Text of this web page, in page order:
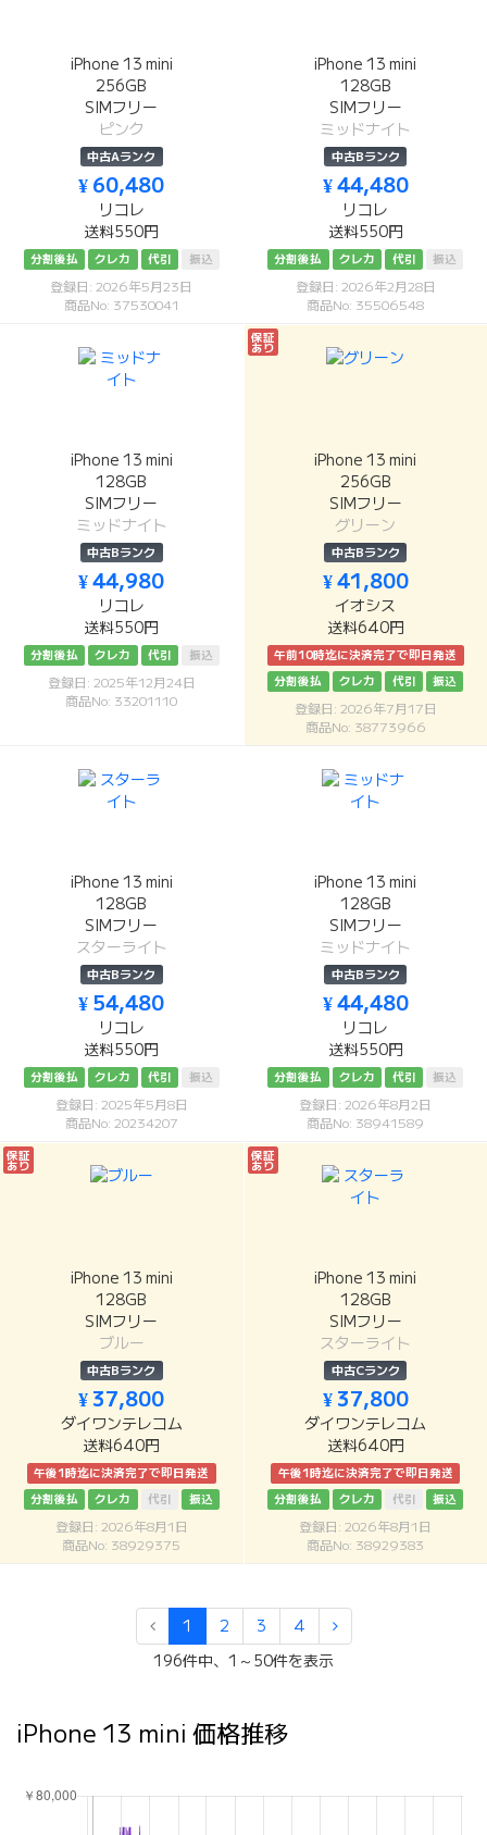
iPhone 13 mini
256GB
SIMフリー
ピンク
中古Aランク
¥ 60,480
リコレ
送料550円
分割後払 クレカ 代引 振込
登録日: 2026年5月23日
商品No: 37530041
iPhone 13 mini
128GB
SIMフリー
ミッドナイト
中古Bランク
¥ 44,480
リコレ
送料550円
分割後払 クレカ 代引 振込
登録日: 2026年2月28日
商品No: 35506548
iPhone 13 mini
128GB
SIMフリー
ミッドナイト
中古Bランク
¥ 44,980
リコレ
送料550円
分割後払 クレカ 代引 振込
登録日: 2025年12月24日
商品No: 33201110
保証
あり
iPhone 13 mini
256GB
SIMフリー
グリーン
中古Bランク
¥ 41,800
イオシス
送料640円
午前10時迄に決済完了で即日発送
分割後払
クレカ 代引 振込
登録日: 2026年7月17日
商品No: 38773966
iPhone 13 mini
128GB
SIMフリー
スターライト
中古Bランク
¥ 54,480
リコレ
送料550円
分割後払 クレカ 代引 振込
登録日: 2025年5月8日
商品No: 20234207
iPhone 13 mini
128GB
SIMフリー
ミッドナイト
中古Bランク
¥ 44,480
リコレ
送料550円
分割後払 クレカ 代引 振込
登録日: 2026年8月2日
商品No: 38941589
保証
あり
iPhone 13 mini
128GB
SIMフリー
ブルー
中古Bランク
¥ 37,800
ダイワンテレコム
送料640円
午後1時迄に決済完了で即日発送
分割後払
クレカ 代引 振込
登録日: 2026年8月1日
商品No: 38929375
保証
あり
iPhone 13 mini
128GB
SIMフリー
スターライト
中古Cランク
¥ 37,800
ダイワンテレコム
送料640円
午後1時迄に決済完了で即日発送
分割後払
クレカ 代引 振込
登録日: 2026年8月1日
商品No: 38929383
1 2 3
4
196件中、1～50件を表示
iPhone 13 mini 価格推移